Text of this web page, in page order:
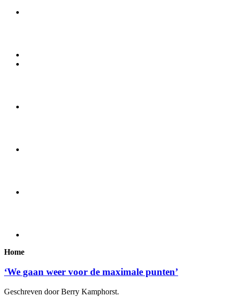
Home
‘We gaan weer voor de maximale punten’
Geschreven door Berry Kamphorst.